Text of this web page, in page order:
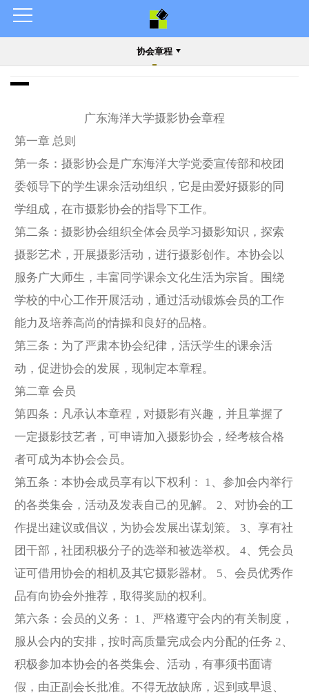
协会章程
广东海洋大学摄影协会章程
第一章 总则
第一条：摄影协会是广东海洋大学党委宣传部和校团
委领导下的学生课余活动组织，它是由爱好摄影的同
学组成，在市摄影协会的指导下工作。
第二条：摄影协会组织全体会员学习摄影知识，探索
摄影艺术，开展摄影活动，进行摄影创作。本协会以
服务广大师生，丰富同学课余文化生活为宗旨。围绕
学校的中心工作开展活动，通过活动锻炼会员的工作
能力及培养高尚的情操和良好的品格。
第三条：为了严肃本协会纪律，活沃学生的课余活
动，促进协会的发展，现制定本章程。
第二章 会员
第四条：凡承认本章程，对摄影有兴趣，并且掌握了
一定摄影技艺者，可申请加入摄影协会，经考核合格
者可成为本协会会员。
第五条：本协会成员享有以下权利： 1、参加会内举行
的各类集会，活动及发表自己的见解。 2、对协会的工
作提出建议或倡议，为协会发展出谋划策。 3、享有社
团干部，社团积极分子的选举和被选举权。 4、凭会员
证可借用协会的相机及其它摄影器材。 5、会员优秀作
品有向协会外推荐，取得奖励的权利。
第六条：会员的义务： 1、严格遵守会内的有关制度，
服从会内的安排，按时高质量完成会内分配的任务 2、
积极参加本协会的各类集会、活动，有事须书面请
假，由正副会长批准。不得无故缺席，迟到或早退、